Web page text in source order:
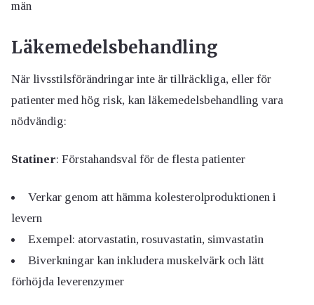
män
Läkemedelsbehandling
När livsstilsförändringar inte är tillräckliga, eller för
patienter med hög risk, kan läkemedelsbehandling vara
nödvändig:
Statiner: Förstahandsval för de flesta patienter
Verkar genom att hämma kolesterolproduktionen i
levern
Exempel: atorvastatin, rosuvastatin, simvastatin
Biverkningar kan inkludera muskelvärk och lätt
förhöjda leverenzymer